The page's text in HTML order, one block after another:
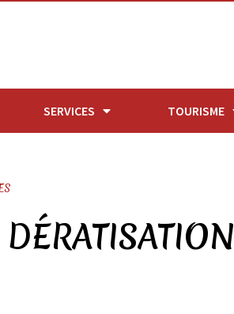
SERVICES TOURISME